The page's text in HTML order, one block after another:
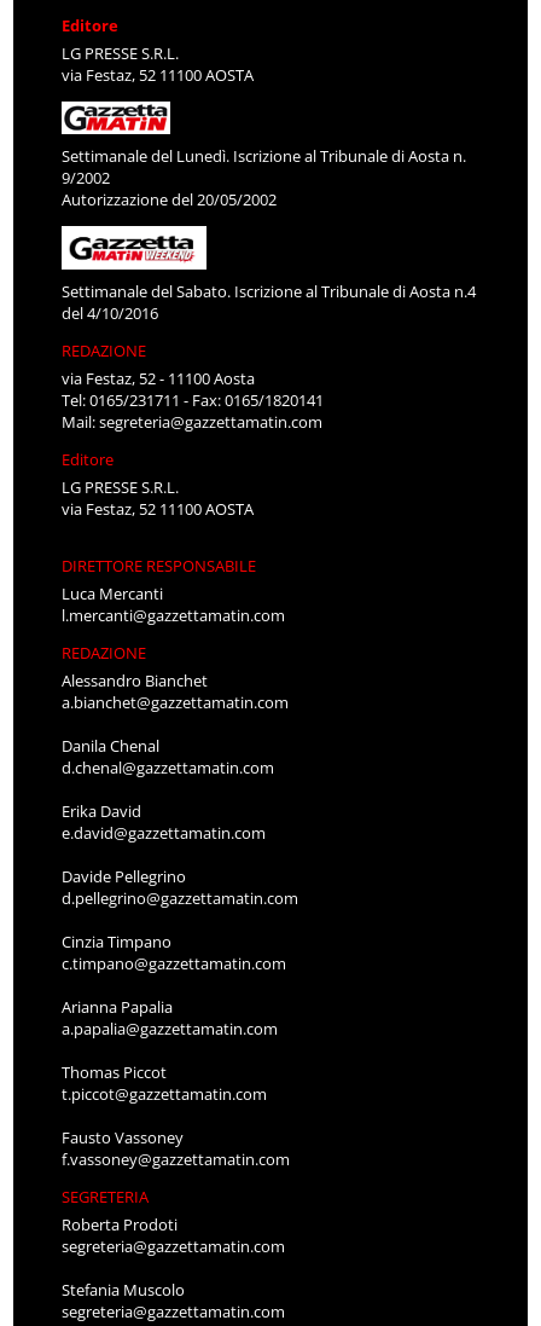
Editore
LG PRESSE S.R.L.
via Festaz, 52 11100 AOSTA
Settimanale del Lunedì. Iscrizione al Tribunale di Aosta n.
9/2002
Autorizzazione del 20/05/2002
Settimanale del Sabato. Iscrizione al Tribunale di Aosta n.4
del 4/10/2016
REDAZIONE
via Festaz, 52 - 11100 Aosta
Tel: 0165/231711 - Fax: 0165/1820141
Mail:segreteria@gazzettamatin.com
Editore
LG PRESSE S.R.L.
via Festaz, 52 11100 AOSTA
DIRETTORE RESPONSABILE
Luca Mercanti
l.mercanti@gazzettamatin.com
REDAZIONE
Alessandro Bianchet
a.bianchet@gazzettamatin.com
Danila Chenal
d.chenal@gazzettamatin.com
Erika David
e.david@gazzettamatin.com
Davide Pellegrino
d.pellegrino@gazzettamatin.com
Cinzia Timpano
c.timpano@gazzettamatin.com
Arianna Papalia
a.papalia@gazzettamatin.com
Thomas Piccot
t.piccot@gazzettamatin.com
Fausto Vassoney
f.vassoney@gazzettamatin.com
SEGRETERIA
Roberta Prodoti
segreteria@gazzettamatin.com
Stefania Muscolo
segreteria@gazzettamatin.com